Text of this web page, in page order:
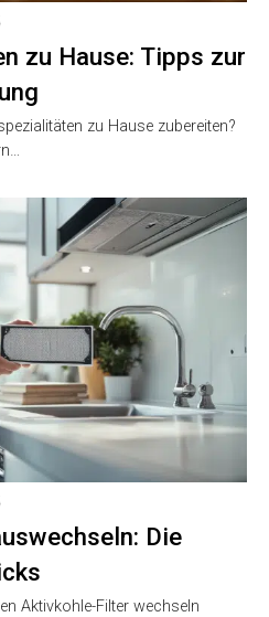
zu Hause: Tipps zur
zu Hause zubereiten?
Die
Aktivkohle-Filter wechseln